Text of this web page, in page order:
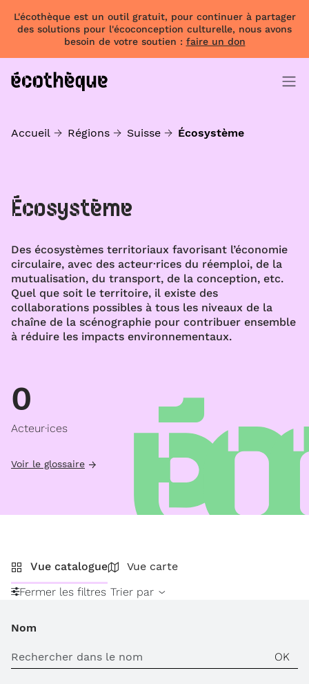
L'écothèque est un outil gratuit, pour continuer à partager
des solutions pour l'écoconception culturelle, nous avons
besoin de votre soutien : faire un don
Accueil Régions Suisse Écosystème
Écosystème
Des écosystèmes territoriaux favorisant l’économie
circulaire, avec des acteur·rices du réemploi, de la
mutualisation, du transport, de la conception, etc.
Quel que soit le territoire, il existe des
collaborations possibles à tous les niveaux de la
chaîne de la scénographie pour contribuer ensemble
à réduire les impacts environnementaux.
0
Acteur·ices
Voir le glossaire
Vue catalogue
Vue carte
Fermer les filtres Trier par
Nom